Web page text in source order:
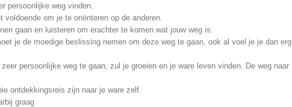
persoonlijke weg vinden.
voldoende om je te oriënteren op de anderen.
gaan en luisteren om erachter te komen wat jouw weg is.
je de moedige beslissing nemen om deze weg te gaan, ook al voel je je dan erg
persoonlijke weg te gaan, zul je groeien en je ware leven vinden. De weg naar
ontdekkingsreis zijn naar je ware zelf.
graag